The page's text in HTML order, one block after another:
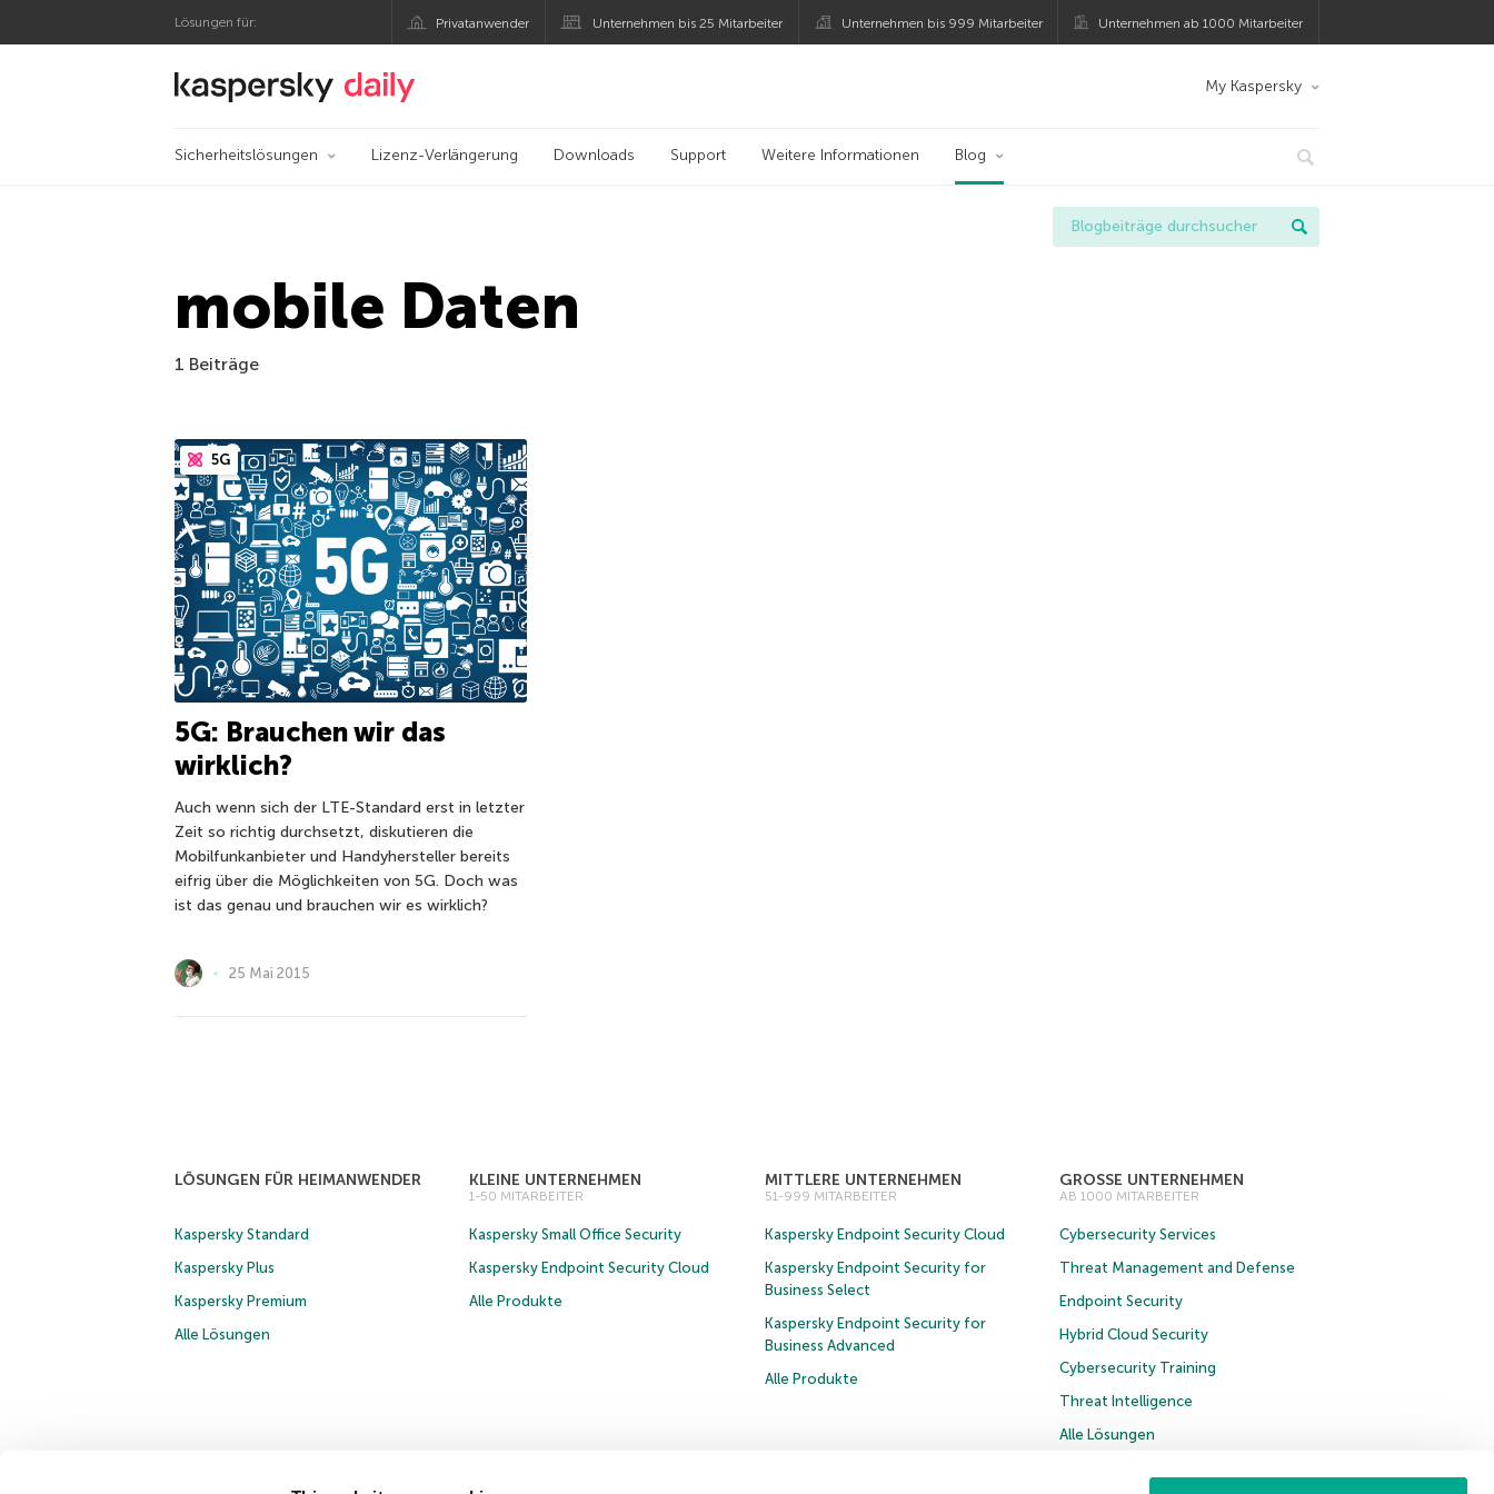
Lösungen für: Privatanwender Unternehmen bis 25 Mitarbeiter Unternehmen bis 999 Mitarbeiter Unternehmen ab 1000 Mitarbeiter
Offizieller Blog von Kaspersky My Kaspersky
Sicherheitslösungen Lizenz-Verlängerung Downloads Support Weitere Informationen Blog
mobile Daten
1 Beiträge
5G
5G: Brauchen wir das
wirklich?
Auch wenn sich der LTE-Standard erst in letzter
Zeit so richtig durchsetzt, diskutieren die
Mobilfunkanbieter und Handyhersteller bereits
eifrig über die Möglichkeiten von 5G. Doch was
ist das genau und brauchen wir es wirklich?
25 Mai 2015
LÖSUNGEN FÜR HEIMANWENDER
Kaspersky Standard
Kaspersky Plus
Kaspersky Premium
Alle Lösungen
KLEINE UNTERNEHMEN
1-50 MITARBEITER
Kaspersky Small Office Security
Kaspersky Endpoint Security Cloud
Alle Produkte
MITTLERE UNTERNEHMEN
51-999 MITARBEITER
Kaspersky Endpoint Security Cloud
Kaspersky Endpoint Security for
Business Select
Kaspersky Endpoint Security for
Business Advanced
Alle Produkte
GROSSE UNTERNEHMEN
AB 1000 MITARBEITER
Cybersecurity Services
Threat Management and Defense
Endpoint Security
Hybrid Cloud Security
Cybersecurity Training
Threat Intelligence
Alle Lösungen